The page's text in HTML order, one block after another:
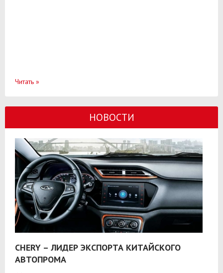
Читать »
НОВОСТИ
CHERY – ЛИДЕР ЭКСПОРТА КИТАЙСКОГО
АВТОПРОМА